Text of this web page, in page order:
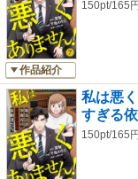
作品紹介
150pt/165
私は悪
すぎる
150pt/165